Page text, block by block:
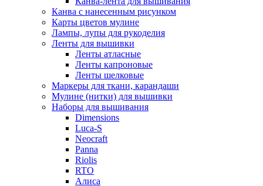
Канва с нанесенным рисунком
Карты цветов мулине
Лампы, лупы для рукоделия
Ленты для вышивки
Ленты атласные
Ленты капроновые
Ленты шелковые
Маркеры для ткани, карандаши
Мулине (нитки) для вышивки
Наборы для вышивания
Dimensions
Luca-S
Neocraft
Panna
Riolis
RTO
Алиса